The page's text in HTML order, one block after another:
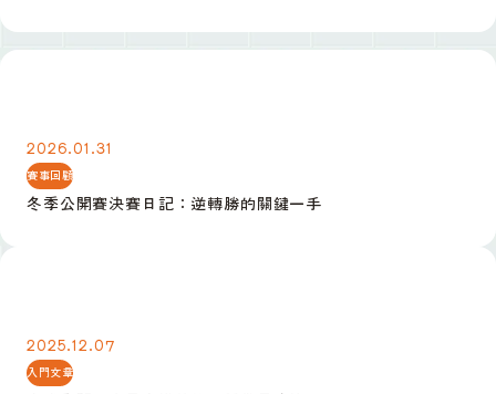
2026.01.31
賽事回顧
冬季公開賽決賽日記：逆轉勝的關鍵一手
2025.12.07
入門文章